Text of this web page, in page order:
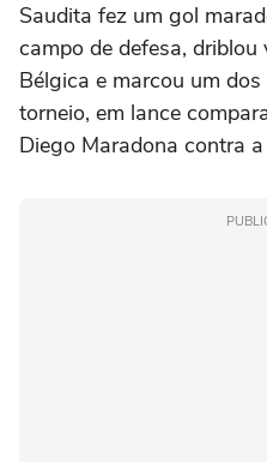
Saudita fez um gol
campo de defesa,
Bélgica e marcou um
torneio, em lance
Diego Maradona contra